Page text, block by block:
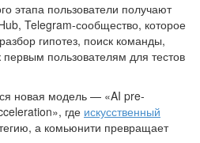
этапа пользователи получают
Telegram-сообщество, которое
гипотез, поиск команды,
пользователям для тестов
новая модель — «AI pre-
где искусственный
а комьюнити превращает